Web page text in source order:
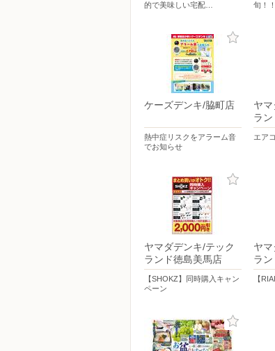
的で美味しい宅配…
旬！！
ケーズデンキ/脇町店
熱中症リスクをアラーム音
でお知らせ
ヤ
ラ
エア
ヤマダデンキ/テック
ランド徳島美馬店
【SHOKZ】同時購入キャン
ペーン
ヤ
ラ
【